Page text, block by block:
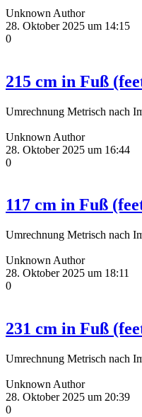
Unknown Author
28. Oktober 2025 um 14:15
0
215 cm in Fuß
Umrechnung Metrisch nach
Unknown Author
28. Oktober 2025 um 16:44
0
117 cm in Fuß
Umrechnung Metrisch nach
Unknown Author
28. Oktober 2025 um 18:11
0
231 cm in Fuß
Umrechnung Metrisch nach
Unknown Author
28. Oktober 2025 um 20:39
0